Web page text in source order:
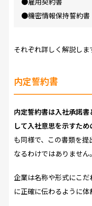
●機密情報保持誓約書
それぞれ詳しく解説しま
内定誓約書
内定誓約書は入社承諾
して入社意思を示すため
も同様で、この書類を
なるわけではありません。
企業は名称や形式にこ
に正確に伝わるように体